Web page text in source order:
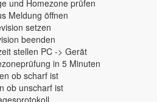
und Homezone prüfen
Meldung öffnen
setzen
beenden
stellen PC -> Gerät
in 5 Minuten
ob scharf ist
ob unscharf ist